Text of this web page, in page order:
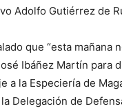
Adolfo Gutiérrez de
que “esta mañana
Ibáñez Martín para
a la Especiería de
Delegación de